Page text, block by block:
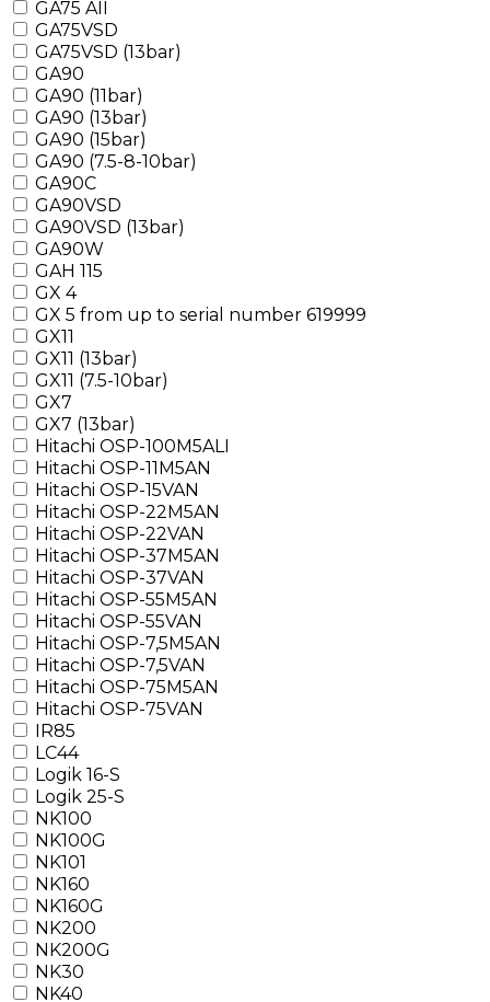
GA75 AII
GA75VSD
GA75VSD (13bar)
GA90
GA90 (11bar)
GA90 (13bar)
GA90 (15bar)
GA90 (7.5-8-10bar)
GA90C
GA90VSD
GA90VSD (13bar)
GA90W
GAH 115
GX 4
GX 5 from up to serial number 619999
GX11
GX11 (13bar)
GX11 (7.5-10bar)
GX7
GX7 (13bar)
Hitachi OSP-100M5ALI
Hitachi OSP-11M5AN
Hitachi OSP-15VAN
Hitachi OSP-22M5AN
Hitachi OSP-22VAN
Hitachi OSP-37M5AN
Hitachi OSP-37VAN
Hitachi OSP-55M5AN
Hitachi OSP-55VAN
Hitachi OSP-7,5M5AN
Hitachi OSP-7,5VAN
Hitachi OSP-75M5AN
Hitachi OSP-75VAN
IR85
LC44
Logik 16-S
Logik 25-S
NK100
NK100G
NK101
NK160
NK160G
NK200
NK200G
NK30
NK40